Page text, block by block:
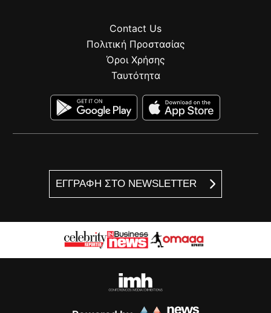
ΕΓΓΡΑΦΗ ΣΤΟ NEWSLETTER
Contact Us
Πολιτική Προστασίας
Όροι Χρήσης
Ταυτότητα